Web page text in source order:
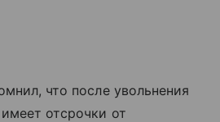
что после увольнения
отсрочки от